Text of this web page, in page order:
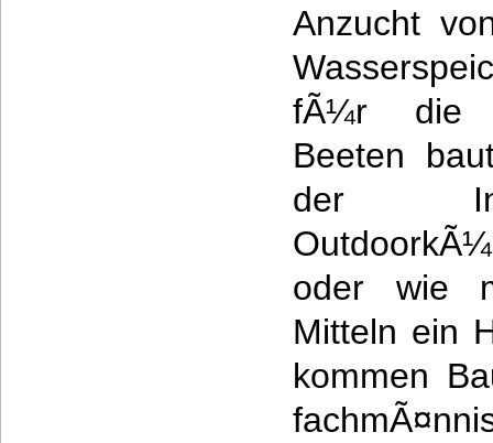
Anzucht
fÃ¼r die
Beeten
der
oder wie
Mitteln ein
kommen